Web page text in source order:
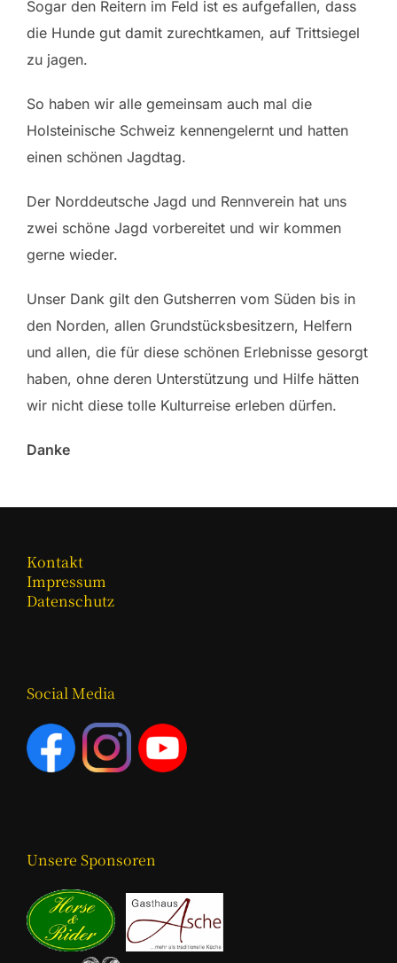
Sogar den Reitern im Feld ist es aufgefallen, dass
die Hunde gut damit zurechtkamen, auf Trittsiegel
zu jagen.
So haben wir alle gemeinsam auch mal die
Holsteinische Schweiz kennengelernt und hatten
einen schönen Jagdtag.
Der Norddeutsche Jagd und Rennverein hat uns
zwei schöne Jagd vorbereitet und wir kommen
gerne wieder.
Unser Dank gilt den Gutsherren vom Süden bis in
den Norden, allen Grundstücksbesitzern, Helfern
und allen, die für diese schönen Erlebnisse gesorgt
haben, ohne deren Unterstützung und Hilfe hätten
wir nicht diese tolle Kulturreise erleben dürfen.
Danke
Kontakt
Impressum
Datenschutz
Social Media
Unsere Sponsoren